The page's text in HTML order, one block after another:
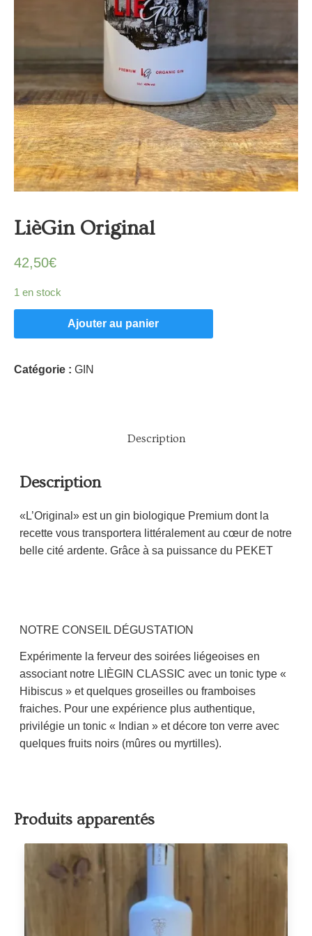
LièGin Original
42,50€
1 en stock
Ajouter au panier
Catégorie : GIN
Description
Description
«L’Original» est un gin biologique Premium dont la
recette vous transportera littéralement au cœur de notre
belle cité ardente. Grâce à sa puissance du PEKET
NOTRE CONSEIL DÉGUSTATION
Expérimente la ferveur des soirées liégeoises en
associant notre LIÈGIN CLASSIC avec un tonic type «
Hibiscus » et quelques groseilles ou framboises
fraiches. Pour une expérience plus authentique,
privilégie un tonic « Indian » et décore ton verre avec
quelques fruits noirs (mûres ou myrtilles).
Produits apparentés